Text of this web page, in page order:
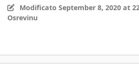
ModificatoSeptember 8, 2020 at
Osrevinu